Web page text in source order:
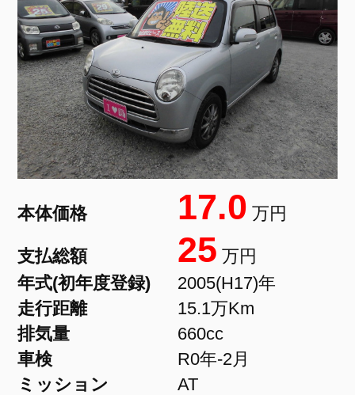
本体価格 17.0 万円
支払総額 25 万円
年式(初年度登録)
2005(H17)年
走行距離
15.1万Km
排気量
660cc
車検
R0年-2月
ミッション
AT